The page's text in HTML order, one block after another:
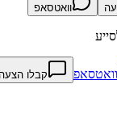
וואטסאפ
וואטסאפ קבלו הצעה